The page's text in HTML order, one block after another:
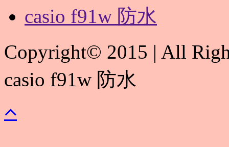
casio f91w 防水
Copyright© 2015 | All
casio f91w 防水